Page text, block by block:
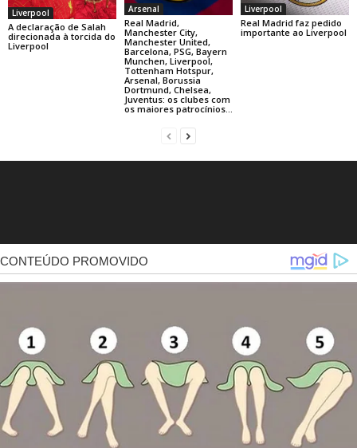
Liverpool
A declaração de Salah
direcionada à torcida do
Liverpool
Arsenal
Real Madrid,
Manchester City,
Manchester United,
Barcelona, PSG, Bayern
Munchen, Liverpool,
Tottenham Hotspur,
Arsenal, Borussia
Dortmund, Chelsea,
Juventus: os clubes com
os maiores patrocínios...
Liverpool
Real Madrid faz pedido
importante ao Liverpool